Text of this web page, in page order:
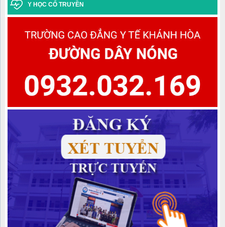
cổ truyền Trình độ trung cấp văn bằng 2
Danh sách học sinh được công nhận tốt nghiệp các lớp Trung
cấp văn bằng 2 Khóa học 2022-2024, Khóa học 2023-2025
Y HỌC CỔ TRUYỀN